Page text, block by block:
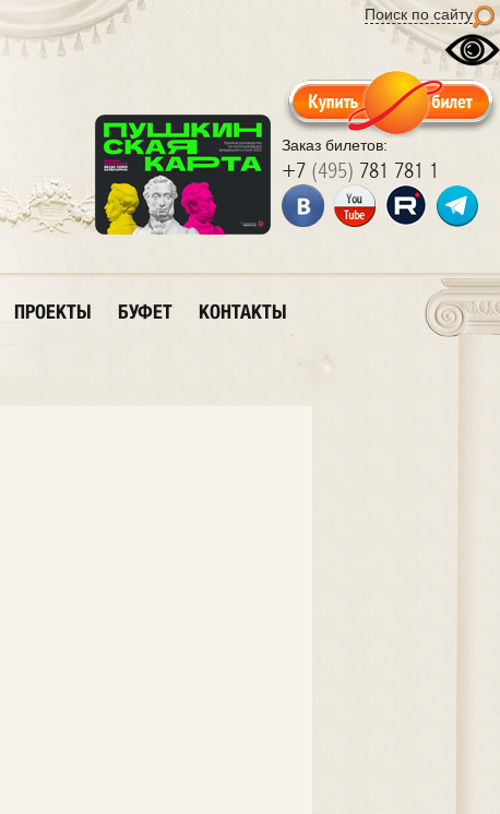
Поиск по сайту
Заказ билетов:
+7 (495) 781 781 1
ПРОЕКТЫ БУФЕТ КОНТАКТЫ